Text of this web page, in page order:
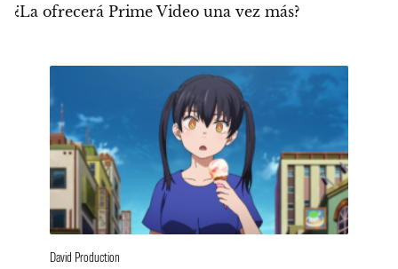
¿La ofrecerá Prime Video una vez más?
David Production